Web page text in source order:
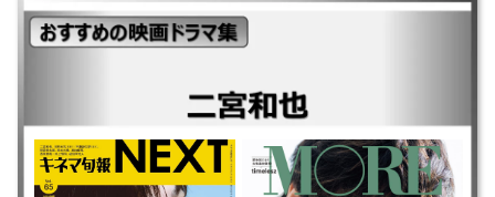
｜8番出口 ｜ブラックペアン シーズン2 ｜VIVANT ｜アナログ ｜マイファ
ミリー ｜ラーゲリより愛を込めて ｜TANG タング ｜浅田家！ ｜検察側の
罪人 ｜ブラックペアン シーズン1 ｜ラストレシピ 麒麟の舌の記憶 ｜暗殺